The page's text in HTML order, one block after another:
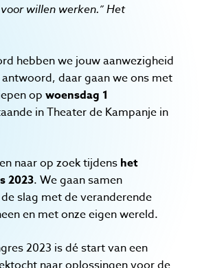
willen werken.” Het
hebben we jouw aanwezigheid
daar gaan we ons met
op woensdag 1
in Theater de Kampanje in
naar op zoek tijdens het
2023. We gaan samen
slag met de veranderende
en met onze eigen wereld.
2023 is dé start van een